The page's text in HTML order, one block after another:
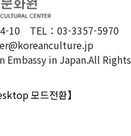
4-10 TEL：03-3357-5970
in Japan.All Rights
모드전환】